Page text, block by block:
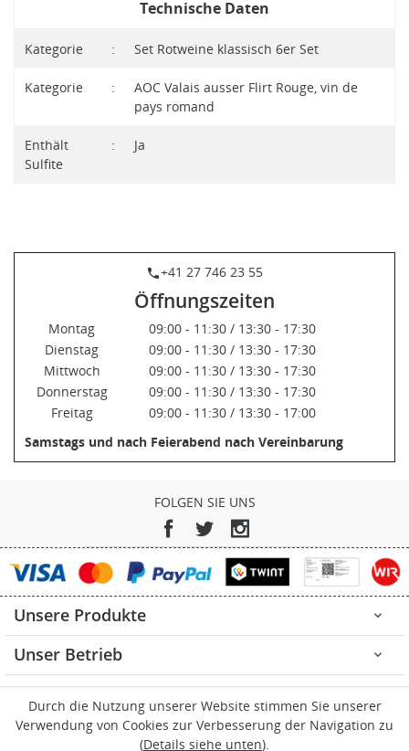
Technische Daten
Kategorie : Set Rotweine klassisch 6er Set
Kategorie :
AOC Valais ausser Flirt Rouge, vin de
pays romand
Enthält
Sulfite
: Ja
phone+41 27 746 23 55
Öffnungszeiten
Montag
09:00 - 11:30 / 13:30 - 17:30
Dienstag
09:00 - 11:30 / 13:30 - 17:30
Mittwoch
09:00 - 11:30 / 13:30 - 17:30
Donnerstag
09:00 - 11:30 / 13:30 - 17:30
Freitag
09:00 - 11:30 / 13:30 - 17:00
Samstags und nach Feierabend nach Vereinbarung
FOLGEN SIE UNS
Facebook
TwitterInstagram
Unsere Produkte 
Unser Betrieb 
Ihr Konto
Kontakt 
Durch die Nutzung unserer Website stimmen Sie unserer
Verwendung von Cookies zur Verbesserung der Navigation zu
(Details siehe unten).